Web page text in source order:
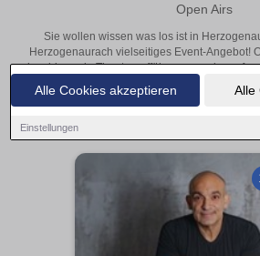
Alle Cookies akzeptieren Alle
Einstellungen
Open Airs
Sie wollen wissen was los ist in
Herzogenaurach vielseitiges Event-Angebot!
inspirierende Theateraufführungen oder
Herzogenaurach – hier finden alles im